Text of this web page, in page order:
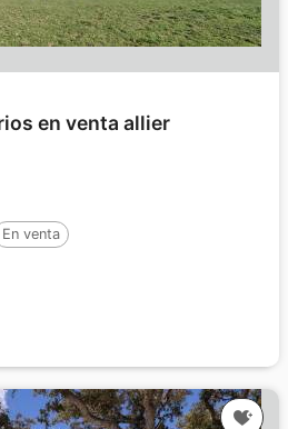
en venta allier
En venta